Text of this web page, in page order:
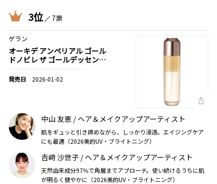
3位 7票
ゲラン
オーキデ アンペリアル ゴール
ドノビレ ザ ゴールデッセンス
2026-01-02
中山 友恵 / ヘア＆メイクアップアーティスト
肌をギュッと引き締めながら、しっかり浸透。エイジングケア
にも最適（2026美的UV・ブライトニング）
𠮷﨑 沙世子 / ヘア＆メイクアップアーティスト
天然由来成分97％で角層までアプローチ。使い続けるうちに肌
が明るく健やかに（2026美的UV・ブライトニング）